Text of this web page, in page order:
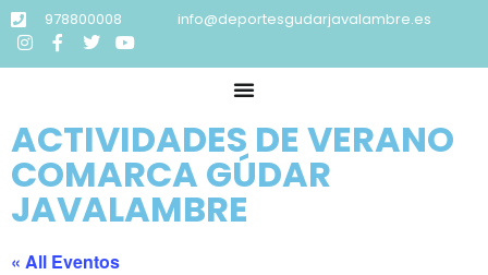
978800008 info@deportesgudarjavalambre.es
ACTIVIDADES DE VERANO
COMARCA GÚDAR
JAVALAMBRE
« All Eventos